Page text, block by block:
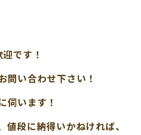
です！
問い合わせ下さい！
伺います！
値段に納得いかねければ、